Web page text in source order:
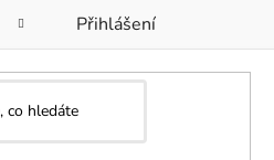
Přihlášení